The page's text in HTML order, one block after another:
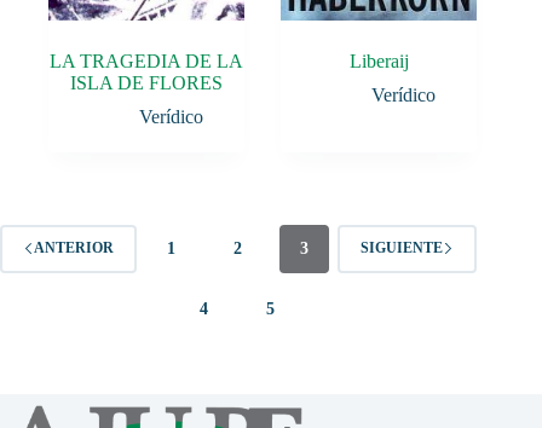
LA TRAGEDIA DE LA
ISLA DE FLORES
Verídico
Liberaij
Verídico
ANTERIOR 1 2 3
4 5
SIGUIENTE